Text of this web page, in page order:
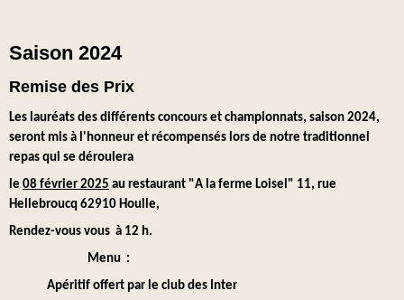
Saison 2024
Remise des Prix
Les lauréats des différents concours et championnats, saison 2024,
seront mis à l'honneur et récompensés lors de notre traditionnel
repas qui se déroulera
le 08 février 2025 au restaurant "A la ferme Loisel" 11, rue
Hellebroucq 62910 Houlle,
Rendez-vous vous à 12 h.
Menu :
Apéritif offert par le club des Inter